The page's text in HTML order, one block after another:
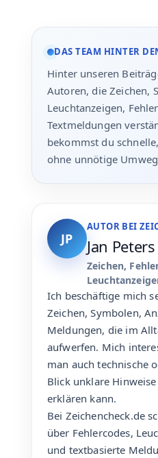
DAS TEAM HINTER
Hinter unseren
Autoren, die Zeichen,
Leuchtanzeigen,
Textmeldungen
bekommst du
ohne unnötige
JP
AUTOR BEI
Jan Peters
Zeichen,
Ich beschäftige mich
Zeichen, Symbolen,
Meldungen, die im
aufwerfen. Mich
man auch technische
Blick unklare
erklären kann.
Bei Zeichencheck.de
über Fehlercodes,
und textbasierte